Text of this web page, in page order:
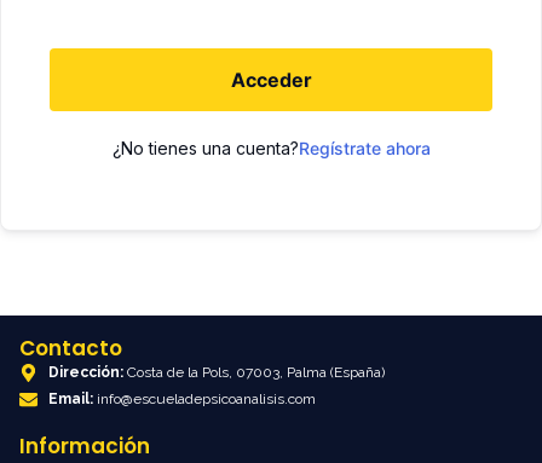
Acceder
¿No tienes una cuenta?Regístrate ahora
Contacto
Dirección: Costa de la Pols, 07003, Palma (España)
Email: info@escueladepsicoanalisis.com
Información